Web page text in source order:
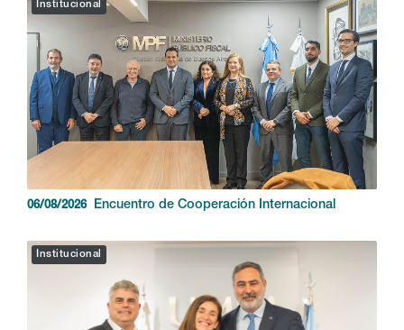
Institucional
06/08/2026 Encuentro de Cooperación Internacional
Institucional